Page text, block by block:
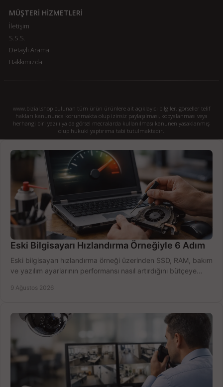
MÜŞTERİ HİZMETLERİ
İletişim
S.S.S.
Detaylı Arama
Hakkımızda
www.bizial.shop bulunan tüm ürün ürünlere ait açıklayıcı bilgiler, görseller telif
hakları kanununca korunmakta olup izinsiz paylaşılması, kopyalanması veya
herhangi biri yazılı ya da görsel mecralarda kullanılması kanunen yasaklanmış
olup hukuki yaptırıma tabi tutulmaktadır.
Eski Bilgisayarı Hızlandırma Örneğiyle 6 Adım
Eski bilgisayarı hızlandırma örneği üzerinden SSD, RAM, bakım
ve yazılım ayarlarının performansı nasıl artırdığını bütçeye
9 Ağustos 2026